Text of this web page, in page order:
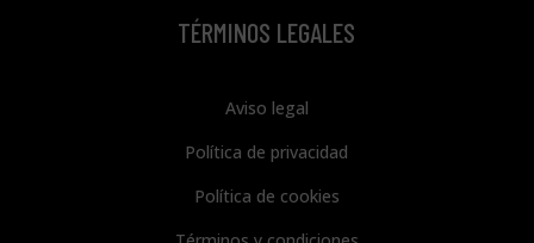
TÉRMINOS LEGALES
Aviso legal
Política de privacidad
Política de cookies